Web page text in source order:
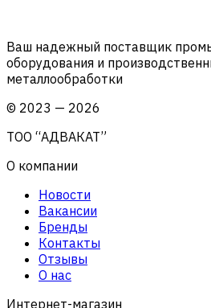
Ваш надежный поставщик
оборудования и
металлообработки
© 2023 — 2026
ТОО “АДВАКАТ”
О компании
Новости
Вакансии
Бренды
Контакты
Отзывы
О нас
Интернет-магазин